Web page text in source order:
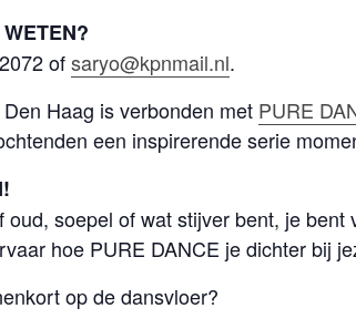
ofsaryo@kpnmail.nl.
Haag is verbonden met PURE
een inspirerende serie
oud, soepel of wat stijver bent, je
hoe PURE DANCE je dichter bij
op de dansvloer?